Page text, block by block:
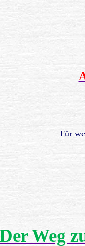
Für
Weg